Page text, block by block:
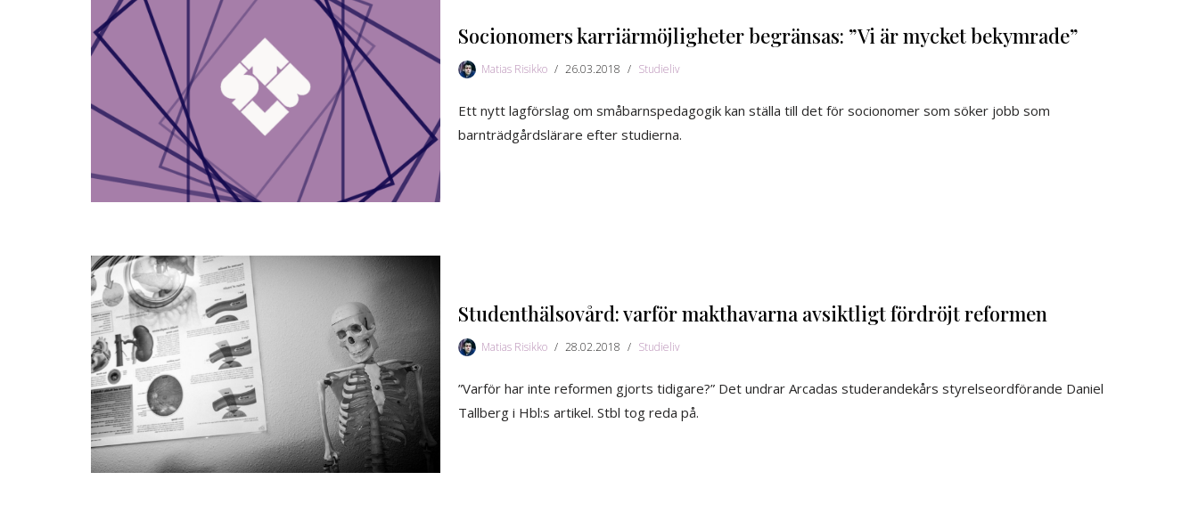
Socionomers karriärmöjligheter begränsas: ”Vi är mycket bekymrade”
Matias Risikko 26.03.2018 Studieliv
Ett nytt lagförslag om småbarnspedagogik kan ställa till det för socionomer som söker jobb som
barnträdgårdslärare efter studierna.
Studenthälsovård: varför makthavarna avsiktligt fördröjt reformen
Matias Risikko 28.02.2018 Studieliv
”Varför har inte reformen gjorts tidigare?” Det undrar Arcadas studerandekårs styrelseordförande Daniel
Tallberg i Hbl:s artikel. Stbl tog reda på.